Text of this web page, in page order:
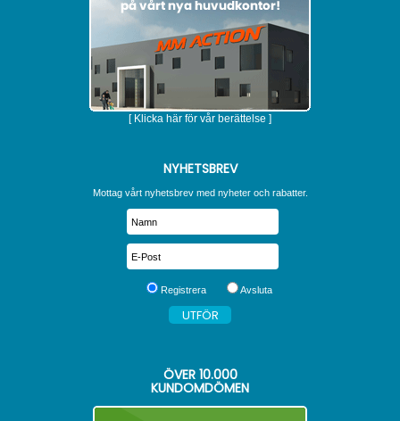
[ Klicka här för vår berättelse ]
NYHETSBREV
Mottag vårt nyhetsbrev med nyheter och rabatter.
Registrera Avsluta
ÖVER 10.000
KUNDOMDÖMEN